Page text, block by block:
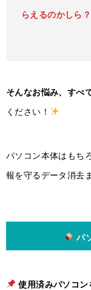
らえるのかしら？
そんなお悩み、すべ
ください！
パソコン本体はもち
報を守るデータ消去
パ
使用済みパソコン